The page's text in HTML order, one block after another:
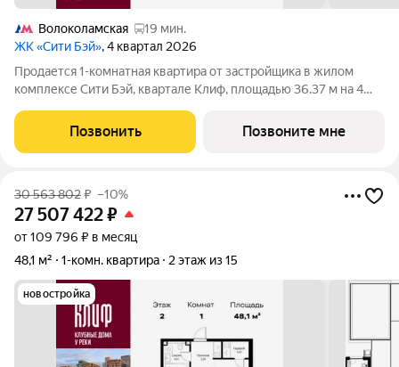
Волоколамская
19 мин.
ЖК «Сити Бэй», 4 квартал 2026
Продается 1-комнатная квартира от застройщика в жилом
комплексе Сити Бэй, квартале Клиф, площадью 36.37 м на 4
пять Клубных домов на первой линии озелененной
набережной Реки Москвы. Со
Позвонить Позвоните мне
30 563 802₽ –10%
27 507 422₽
от 109 796 ₽ в месяц
48,1 м²
1-комн. квартира 2 этаж из 15
новостройка